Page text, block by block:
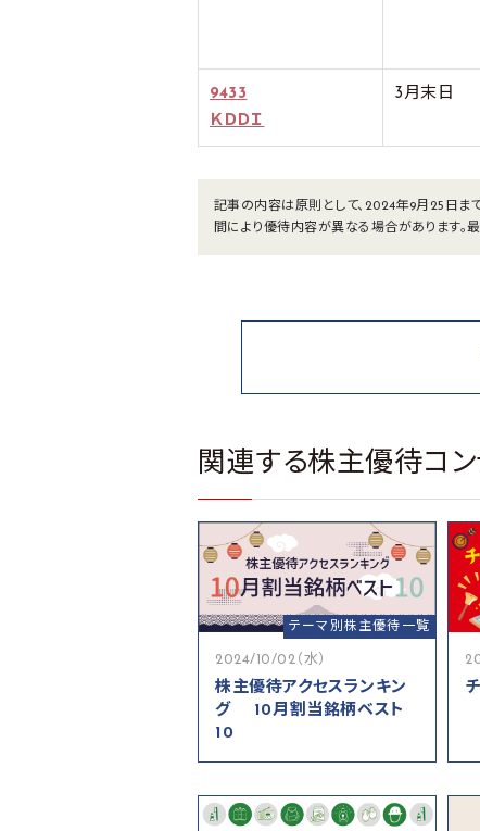
9433
ＫＤＤＩ
3月末日
記事の内容は原則として、2024年9月25日ま
間により優待内容が異なる場合があります。
関連する株主優待コン
テーマ別株主優待一覧
2024/10/02（水）
株主優待アクセスランキン
グ 10月割当銘柄ベスト
10